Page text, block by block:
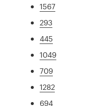
1567
293
445
1049
709
1282
694